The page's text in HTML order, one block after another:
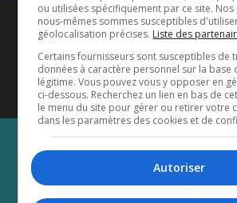
Coyote New Country
également sur
Écoutez-nous
ou utilisées spécifiquement par ce site.
nous-mêmes sommes susceptibles
géolocalisation précises. Liste des
Certains fournisseurs sont susceptibles de
données à caractère personnel sur la base
légitime. Vous pouvez vous y opposer en
ci-dessous. Recherchez un lien en bas de
le menu du site pour gérer ou retirer votre
dans les paramètres des cookies et de
Autoriser